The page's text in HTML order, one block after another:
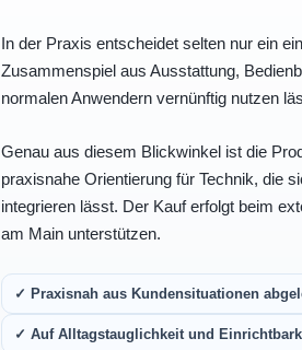
In der Praxis entscheidet selten nur ein
Zusammenspiel aus Ausstattung,
normalen Anwendern vernünftig nutzen
Genau aus diesem Blickwinkel ist die
praxisnahe Orientierung für Technik, die
integrieren lässt. Der Kauf erfolgt beim
am Main unterstützen.
✓ Praxisnah aus Kundensituationen
✓ Auf Alltagstauglichkeit und